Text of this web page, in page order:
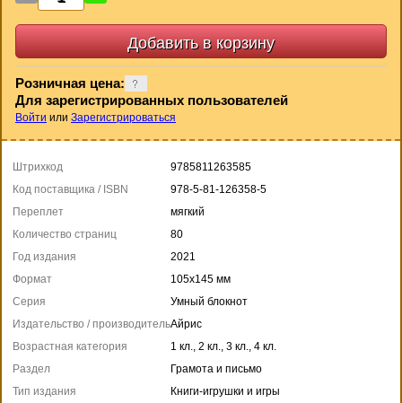
Розничная цена:
Для зарегистрированных пользователей
Войти или Зарегистрироваться
Штрихкод
9785811263585
Код поставщика / ISBN
978-5-81-126358-5
Переплет
мягкий
Количество страниц
80
Год издания
2021
Формат
105x145 мм
Серия
Умный блокнот
Издательство / производительАйрис
Возрастная категория
1 кл., 2 кл., 3 кл., 4 кл.
Раздел
Грамота и письмо
Тип издания
Книги-игрушки и игры